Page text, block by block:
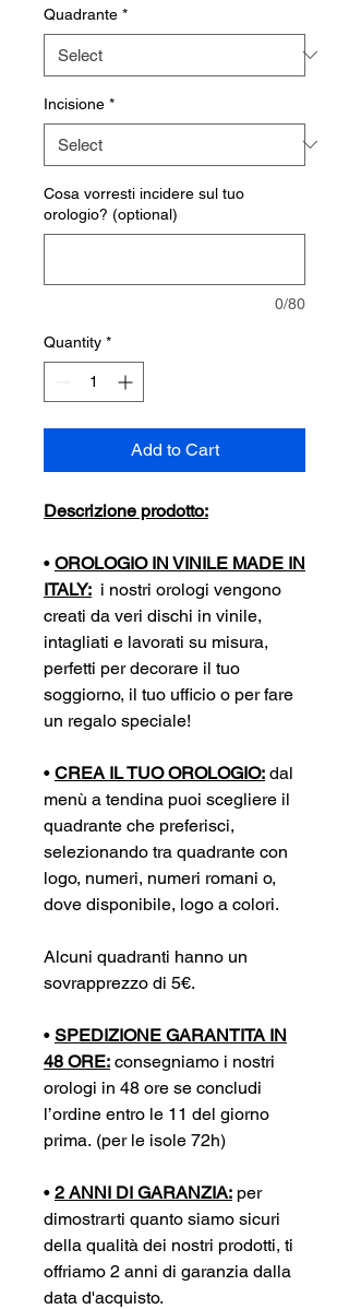
Quadrante *
Incisione *
Cosa vorresti incidere sul tuo
orologio? (optional)
0/80
Quantity *
Add to Cart
Descrizione prodotto:
• OROLOGIO IN VINILE MADE IN
ITALY: i nostri orologi vengono
creati da veri dischi in vinile,
intagliati e lavorati su misura,
perfetti per decorare il tuo
soggiorno, il tuo ufficio o per fare
un regalo speciale!
• CREA IL TUO OROLOGIO: dal
menù a tendina puoi scegliere il
quadrante che preferisci,
selezionando tra quadrante con
logo, numeri, numeri romani o,
dove disponibile, logo a colori.
Alcuni quadranti hanno un
sovrapprezzo di 5€.
• SPEDIZIONE GARANTITA IN
48 ORE: consegniamo i nostri
orologi in 48 ore se concludi
l’ordine entro le 11 del giorno
prima. (per le isole 72h)
• 2 ANNI DI GARANZIA: per
dimostrarti quanto siamo sicuri
della qualità dei nostri prodotti, ti
offriamo 2 anni di garanzia dalla
data d'acquisto.